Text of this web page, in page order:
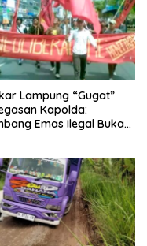
Lampung “Gugat”
Kapolda:
Emas Ilegal Bukan
Uang